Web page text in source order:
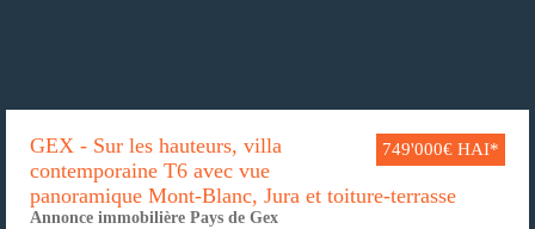
749'000€ HAI*
GEX - Sur les hauteurs, villa
contemporaine T6 avec vue
panoramique Mont-Blanc, Jura et toiture-terrasse
Annonce immobilière Pays de Gex